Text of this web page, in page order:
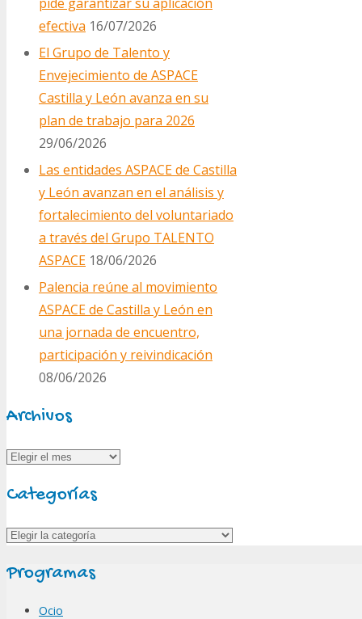
efectiva 16/07/2026
El Grupo de Talento y
Envejecimiento de ASPACE
Castilla y León avanza en su
plan de trabajo para 2026
29/06/2026
Las entidades ASPACE de Castilla
y León avanzan en el análisis y
fortalecimiento del voluntariado
a través del Grupo TALENTO
ASPACE 18/06/2026
Palencia reúne al movimiento
ASPACE de Castilla y León en
una jornada de encuentro,
participación y reivindicación
08/06/2026
Archivos
Archivos
Categorías
Categorías
Programas
Ocio